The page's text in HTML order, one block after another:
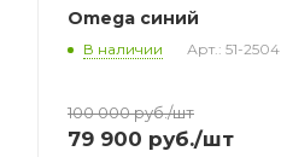
Omega синий
В наличии Арт.: 51-2504
100 000руб./шт
79 900 руб./шт